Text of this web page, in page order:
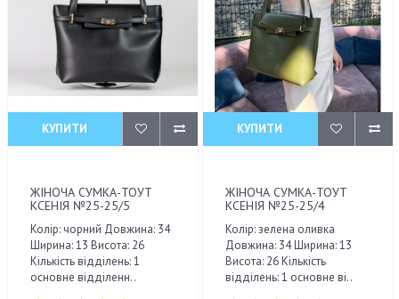
КУПИТИ
ЖІНОЧА СУМКА-ТОУТ
КСЕНІЯ №25-25/5
Колір: чорний Довжина: 34
Ширина: 13 Висота: 26
Кількість відділень: 1
основне відділенн..
КУПИТИ
ЖІНОЧА СУМКА-ТОУТ
КСЕНІЯ №25-25/4
Колір: зелена оливка
Довжина: 34 Ширина: 13
Висота: 26 Кількість
відділень: 1 основне ві..